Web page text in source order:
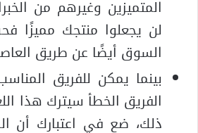
المتميزين وغيرهم من
لن يجعلوا منتجك مميزًا
السوق أيضًا عن طريق
بينما يمكن للفريق
الفريق الخطأ سيترك هذا
ذلك، ضع في اعتبارك أن